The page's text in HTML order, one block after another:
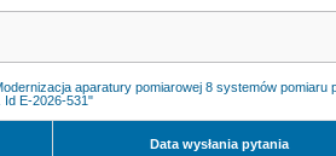
aparatury pomiarowej 8 systemów pomiaru
Id E-2026-531"
Data wysłania pytania